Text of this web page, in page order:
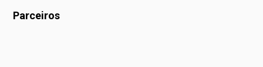
Parceiros